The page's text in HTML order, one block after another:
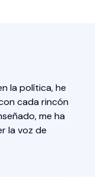
la política, he
cada rincón
me ha
la voz de